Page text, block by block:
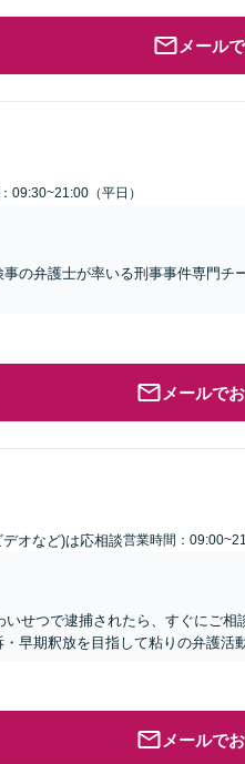
メール
09:30~21:00（平日）
の弁護士が率いる刑事事件専門チ
メールで
オなど)は応相談営業時間：
いせつで逮捕されたら、すぐにご
早期釈放を目指して粘りの弁護活
メールで